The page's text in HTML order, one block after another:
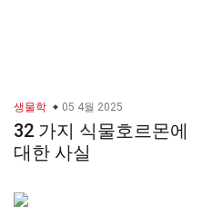
생물학 05 4월 2025
32 가지 식물호르몬에
대한 사실